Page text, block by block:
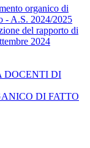
organico di
- A.S. 2024/2025
del rapporto di
2024
DOCENTI DI
DI FATTO